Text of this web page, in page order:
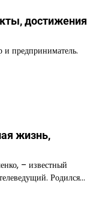
достижения
предприниматель.
жизнь,
– известный
Родился…